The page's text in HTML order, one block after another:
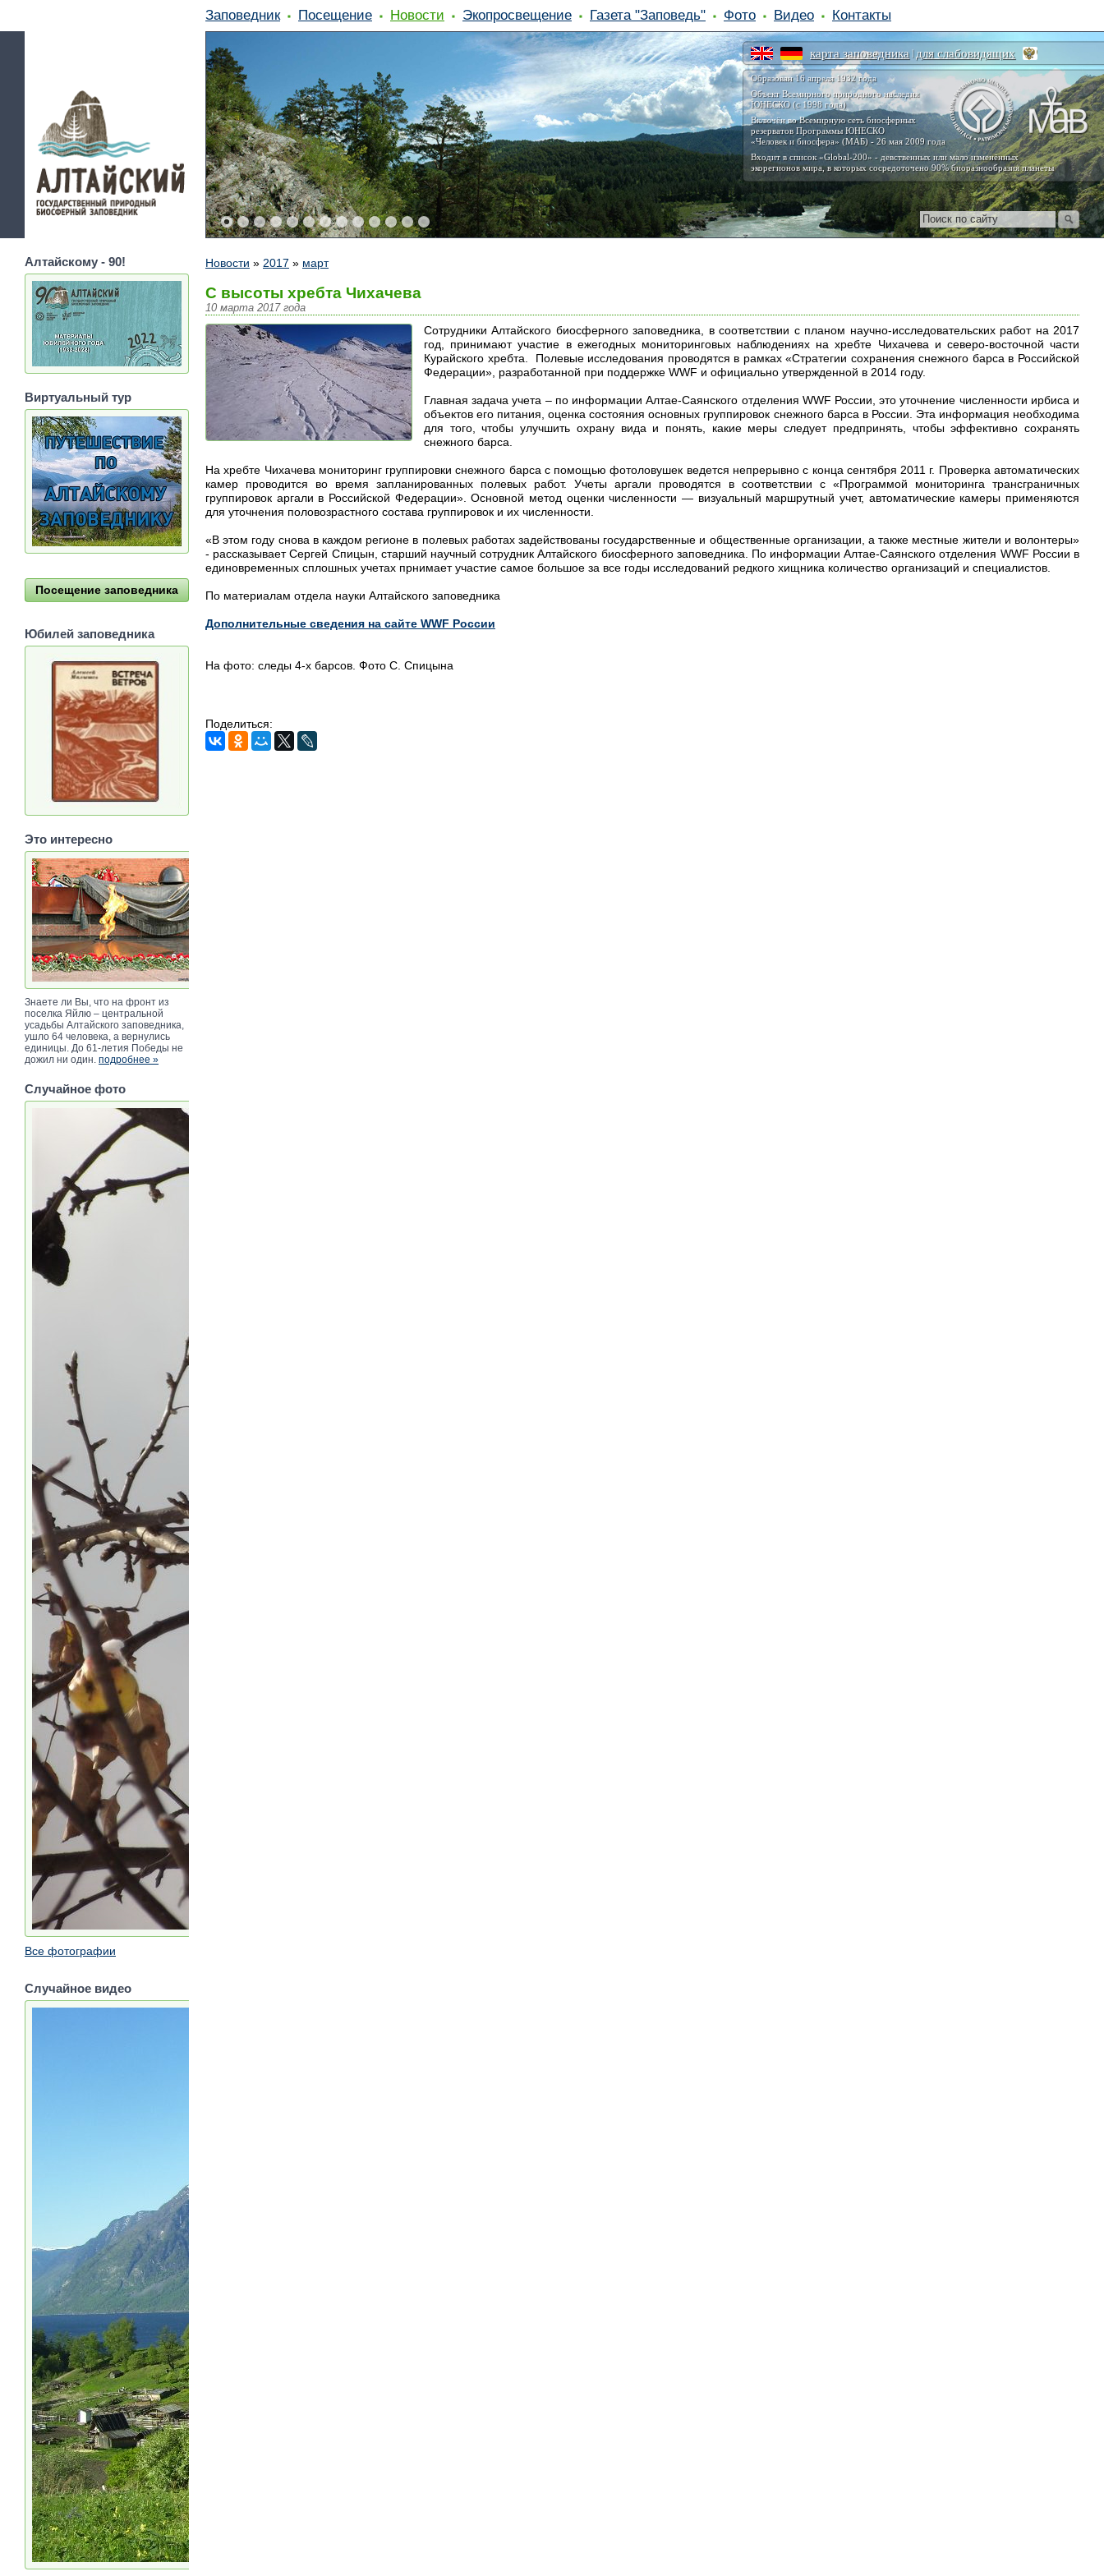
карта заповедника | для слабовидящих
Образован 16 апреля 1932 года
Объект Всемирного природного наследия
ЮНЕСКО (с 1998 года)
Включён во Всемирную сеть биосферных
резерватов Программы ЮНЕСКО
«Человек и биосфера» (МАБ) - 26 мая 2009 года
Входит в список «Global-200» - девственных или мало изменённых
экорегионов мира, в которых сосредоточено 90% биоразнообразия планеты
Заповедник Посещение Новости Экопросвещение Газета "Заповедь" Фото Видео Контакты
Новости » 2017 » март
С высоты хребта Чихачева
10 марта 2017 года
Сотрудники Алтайского биосферного заповедника, в соответствии с планом научно-исследовательских работ на 2017
год, принимают участие в ежегодных мониторинговых наблюдениях на хребте Чихачева и северо-восточной части
Курайского хребта. Полевые исследования проводятся в рамках «Стратегии сохранения снежного барса в Российской
Федерации», разработанной при поддержке WWF и официально утвержденной в 2014 году.
Главная задача учета – по информации Алтае-Саянского отделения WWF России, это уточнение численности ирбиса и
объектов его питания, оценка состояния основных группировок снежного барса в России. Эта информация необходима
для того, чтобы улучшить охрану вида и понять, какие меры следует предпринять, чтобы эффективно сохранять
снежного барса.
На хребте Чихачева мониторинг группировки снежного барса с помощью фотоловушек ведется непрерывно с конца сентября 2011 г. Проверка автоматических
камер проводится во время запланированных полевых работ. Учеты аргали проводятся в соответствии с «Программой мониторинга трансграничных
группировок аргали в Российской Федерации». Основной метод оценки численности — визуальный маршрутный учет, автоматические камеры применяются
для уточнения половозрастного состава группировок и их численности.
«В этом году снова в каждом регионе в полевых работах задействованы государственные и общественные организации, а также местные жители и волонтеры»
- рассказывает Сергей Спицын, старший научный сотрудник Алтайского биосферного заповедника. По информации Алтае-Саянского отделения WWF России в
единовременных сплошных учетах прнимает участие самое большое за все годы исследований редкого хищника количество организаций и специалистов.
По материалам отдела науки Алтайского заповедника
Дополнительные сведения на сайте WWF России
На фото: следы 4-х барсов. Фото С. Спицына
Поделиться:
Алтайскому - 90!
Виртуальный тур
Посещение заповедника
Юбилей заповедника
Это интересно
Знаете ли Вы, что на фронт из
поселка Яйлю – центральной
усадьбы Алтайского заповедника,
ушло 64 человека, а вернулись
единицы. До 61-летия Победы не
дожил ни один. подробнее »
Случайное фото
Все фотографии
Случайное видео